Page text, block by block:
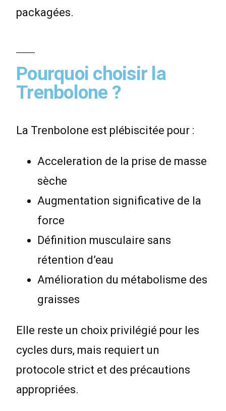
packagées.
Pourquoi choisir la
Trenbolone ?
La Trenbolone est plébiscitée pour :
Acceleration de la prise de masse
sèche
Augmentation significative de la
force
Définition musculaire sans
rétention d’eau
Amélioration du métabolisme des
graisses
Elle reste un choix privilégié pour les
cycles durs, mais requiert un
protocole strict et des précautions
appropriées.